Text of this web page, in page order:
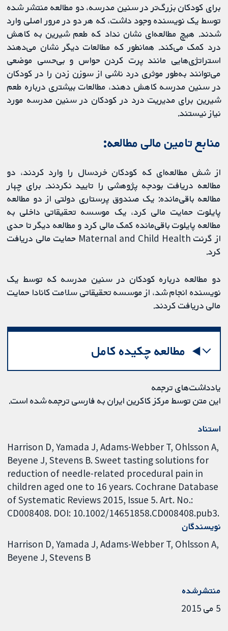
برای کودکان بزرگ‌تر در سنین مدرسه، دو مطالعه منتشر شده
توسط یک نویسنده وجود داشت، که هر دو در مرور اصلی وارد
شدند. هیچ مطالعه‌ای نشان نداد که طعم شیرین به کاهش
درد کمک می‌کند. همانطور که مطالعات دیگر نشان می‌دهند
استراتژی‌هایی مانند پرت کردن حواس و بی‌حسی موضعی
می‌توانند به‌طور موثری درد ناشی از سوزن زدن را در کودکان
در سنین مدرسه کاهش دهند، مطالعات بیشتری درباره طعم
شیرین برای مدیریت درد در کودکان در سنین مدرسه مورد
نیاز نیستند.
منابع تامین مالی مطالعه:
از شش مطالعه‌ای که کودکان خردسال را وارد کردند، دو
مطالعه دریافت بودجه پژوهشی را تایید نکردند. برای چهار
مطالعه باقی‌مانده: یک صندوق پرستاری دولتی از دو مطالعه
پایلوت حمایت مالی کرد، یک موسسه تحقیقاتی داخلی به
مطالعه پایلوت باقی‌مانده کمک مالی کرد و مطالعه دیگر تا حدی
از گرنت Maternal and Child Health حمایت مالی دریافت
کرد.
دو مطالعه درباره کودکان در سنین مدرسه که توسط یک
نویسنده انجام شد، از موسسه تحقیقاتی سلامت کانادا حمایت
مالی دریافت کردند.
مطالعه چکیده کامل
یادداشت‌های ترجمه
این متن توسط مرکز کاکرین ایران به فارسی ترجمه شده است.
استناد
Harrison D, Yamada J, Adams-Webber T, Ohlsson A,
Beyene J, Stevens B. Sweet tasting solutions for
reduction of needle-related procedural pain in
children aged one to 16 years. Cochrane Database
of Systematic Reviews 2015, Issue 5. Art. No.:
CD008408. DOI: 10.1002/14651858.CD008408.pub3.
نویسندگان
Harrison D Yamada J Adams-Webber T Ohlsson A
Beyene J Stevens B
منتشرشده
5 می 2015